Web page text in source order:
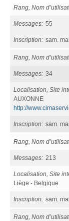
Rang, Nom
Messages 55
Inscription sam.
Rang, Nom
Messages 34
Localisation, Site
AUXONNE
http://
Inscription sam.
Rang, Nom
Messages 213
Localisation, Site
Liège - Belgique
Inscription sam.
Rang, Nom